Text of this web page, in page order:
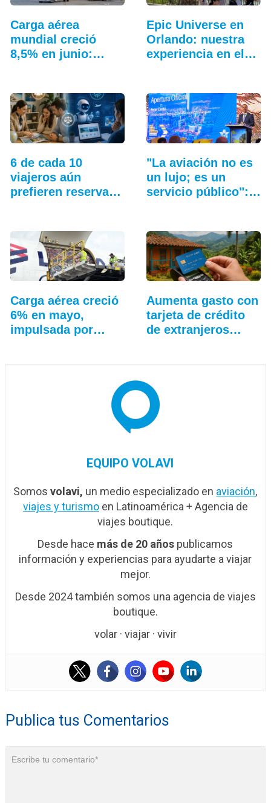
Carga aérea
mundial creció
8,5% en junio:…
Epic Universe en
Orlando: nuestra
experiencia en el…
6 de cada 10
viajeros aún
prefieren reservar
"La aviación no es
un lujo; es un
servicio público":…
Carga aérea creció
6% en mayo,
impulsada por
Aumenta gasto con
tarjeta de crédito
de extranjeros…
EQUIPO VOLAVI
Somosvolavi, un medio especializado en aviación,
viajes y turismoen Latinoamérica + Agencia de
viajes boutique.
Desde hace más de 20 años publicamos
información y experiencias para ayudarte a viajar
mejor.
Desde 2024 también somos una agencia de viajes
boutique.
volar · viajar · vivir
Publica tus Comentarios